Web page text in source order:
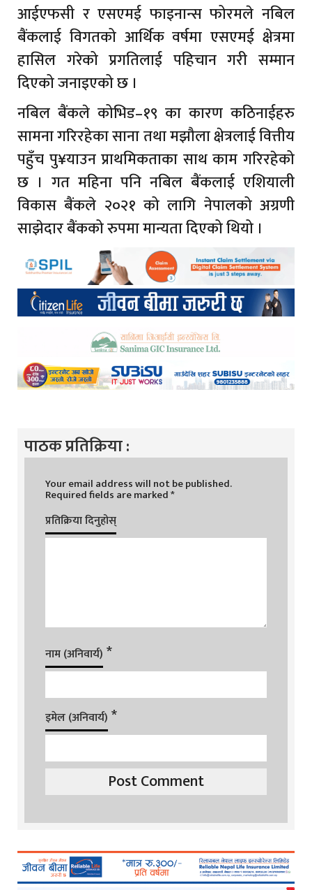
आईएफसी र एसएमई फाइनान्स फोरमले नबिल
बैंकलाई विगतको आर्थिक वर्षमा एसएमई क्षेत्रमा
हासिल गरेको प्रगतिलाई पहिचान गरी सम्मान
दिएको जनाइएको छ ।
नबिल बैंकले कोभिड–१९ का कारण कठिनाईहरु
सामना गरिरहेका साना तथा मझौला क्षेत्रलाई वित्तीय
पहुँच पु¥याउन प्राथमिकताका साथ काम गरिरहेको
छ । गत महिना पनि नबिल बैंकलाई एशियाली
विकास बैंकले २०२१ को लागि नेपालको अग्रणी
साझेदार बैंकको रुपमा मान्यता दिएको थियो ।
पाठक प्रतिक्रिया :
Your email address will not be published.
Required fields are marked*
प्रतिक्रिया दिनुहोस्
नाम (अनिवार्य) *
इमेल (अनिवार्य) *